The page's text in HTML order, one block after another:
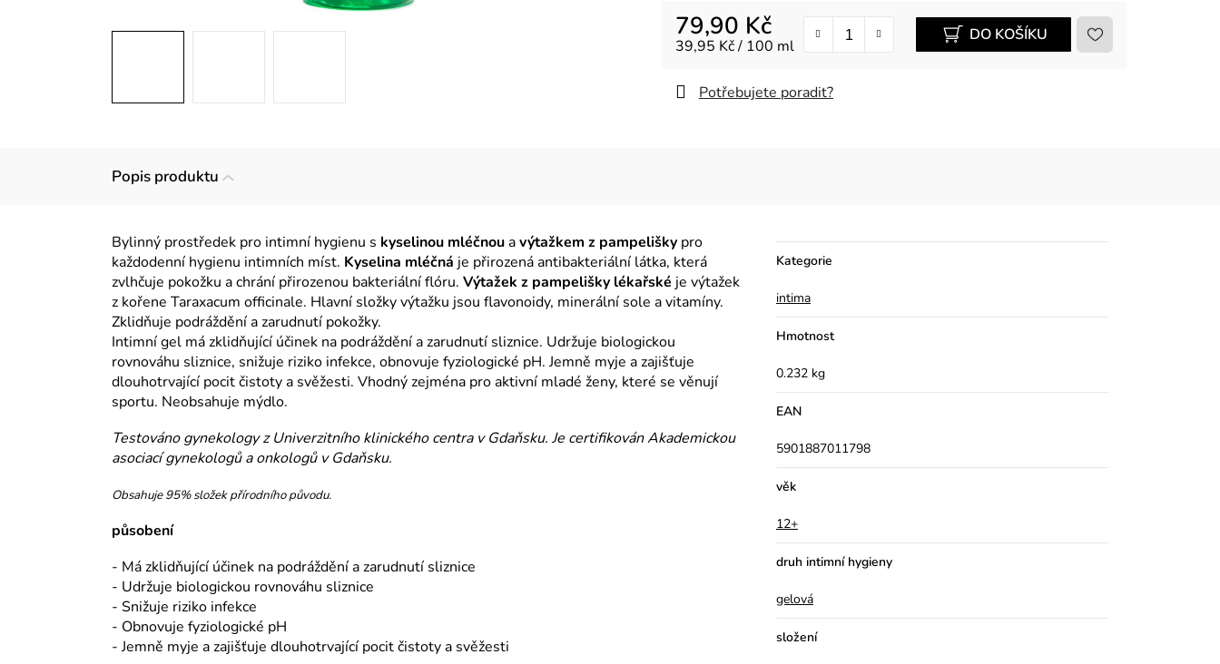
79,90 Kč
Měrná cena:
39,95 Kč / 100 ml
DO KOŠÍKU
Potřebujete poradit?
Popis produktu
Bylinný prostředek pro intimní hygienu s kyselinou mléčnouavýtažkem z pampelišky pro
každodenní hygienu intimních míst. Kyselina mléčná je přirozená antibakteriální látka, která
zvlhčuje pokožku a chrání přirozenou bakteriální flóru. Výtažek z pampelišky lékařské je výtažek
z kořene Taraxacum officinale. Hlavní složky výtažku jsou flavonoidy, minerální sole a vitamíny.
Zklidňuje podráždění a zarudnutí pokožky.
Intimní gel má zklidňující účinek na podráždění a zarudnutí sliznice. Udržuje biologickou
rovnováhu sliznice, snižuje riziko infekce, obnovuje fyziologické pH. Jemně myje a zajišťuje
dlouhotrvající pocit čistoty a svěžesti. Vhodný zejména pro aktivní mladé ženy, které se věnují
sportu. Neobsahuje mýdlo.
Testováno gynekology z Univerzitního klinického centra v Gdaňsku. Je certifikován Akademickou
asociací gynekologů a onkologů v Gdaňsku.
Obsahuje 95% složek přírodního původu.
působení
- Má zklidňující účinek na podráždění a zarudnutí sliznice
- Udržuje biologickou rovnováhu sliznice
- Snižuje riziko infekce
- Obnovuje fyziologické pH
- Jemně myje a zajišťuje dlouhotrvající pocit čistoty a svěžesti
Kategorie
intima
Hmotnost
0.232 kg
EAN
5901887011798
věk
12+
druh intimní hygieny
gelová
složení